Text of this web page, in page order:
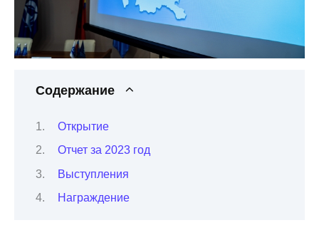
Содержание
Открытие
Отчет за 2023 год
Выступления
Награждение